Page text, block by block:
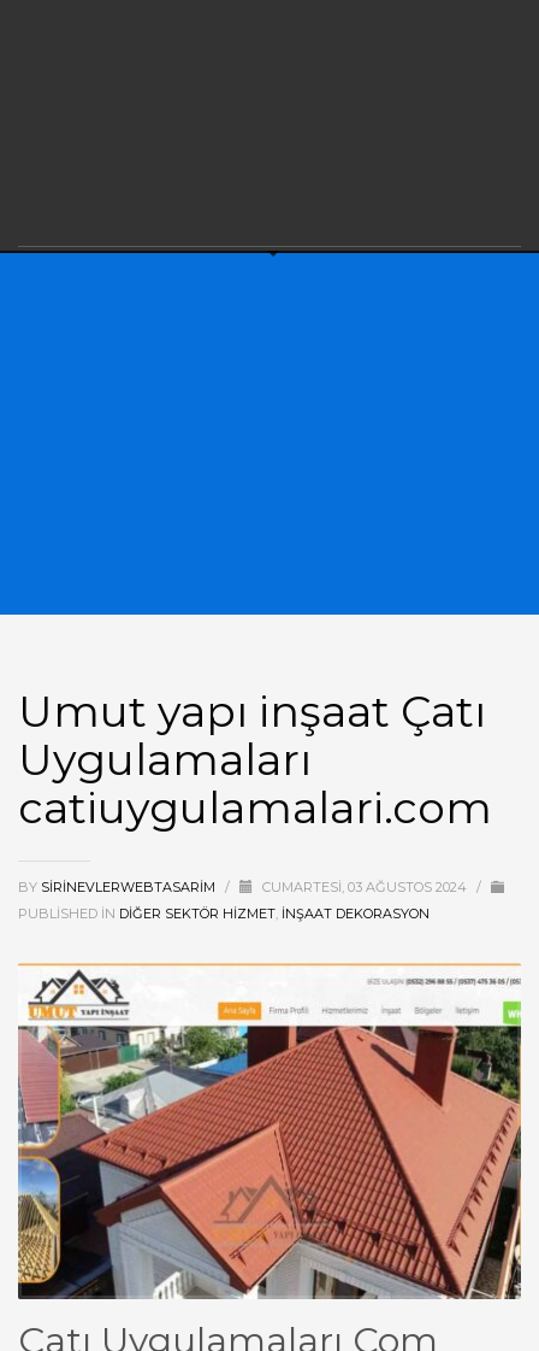
Umut yapı inşaat Çatı
Uygulamaları
catiuygulamalari.com
BY SIRINEVLERWEBTASARIM / CUMARTESI, 03 AĞUSTOS 2024 /
PUBLISHED IN DIĞER SEKTÖR HIZMET, İNŞAAT DEKORASYON
Çatı Uygulamaları Com